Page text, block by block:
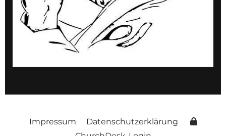
Impressum
Datenschutzerklärung